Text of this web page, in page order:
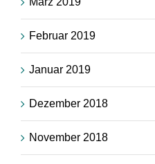
Februar 2019
Januar 2019
Dezember 2018
November 2018